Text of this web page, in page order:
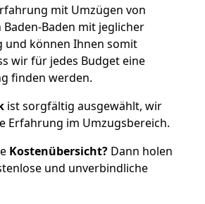
mit Umzügen von
Baden mit jeglicher
und können Ihnen somit
wir für jedes Budget eine
finden werden.
ist sorgfältig ausgewählt, wir
Erfahrung im Umzugsbereich.
Kostenübersicht? Dann holen
und unverbindliche